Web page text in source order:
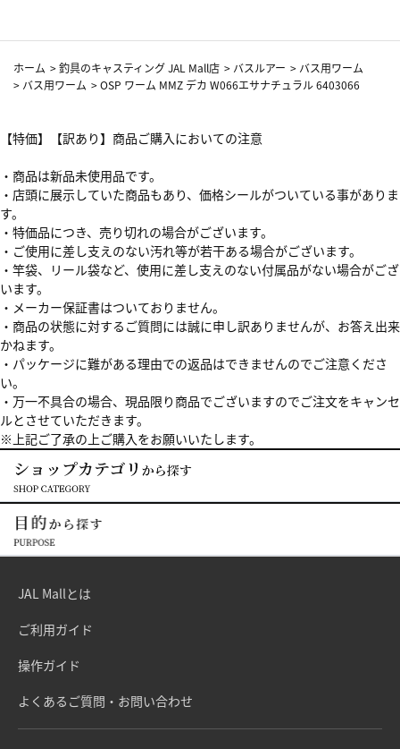
ホーム >釣具のキャスティング JAL Mall店 > バスルアー > バス用ワーム
> バス用ワーム >OSP ワーム MMZ デカ W066エサナチュラル 6403066
【特価】【訳あり】商品ご購入においての注意
・商品は新品未使用品です。
・店頭に展示していた商品もあり、価格シールがついている事がありま
す。
・特価品につき、売り切れの場合がございます。
・ご使用に差し支えのない汚れ等が若干ある場合がございます。
・竿袋、リール袋など、使用に差し支えのない付属品がない場合がござ
います。
・メーカー保証書はついておりません。
・商品の状態に対するご質問には誠に申し訳ありませんが、お答え出来
かねます。
・パッケージに難がある理由での返品はできませんのでご注意くださ
い。
・万一不具合の場合、現品限り商品でございますのでご注文をキャンセ
ルとさせていただきます。
※上記ご了承の上ご購入をお願いいたします。
JAL Mallとは
ご利用ガイド
操作ガイド
よくあるご質問・お問い合わせ